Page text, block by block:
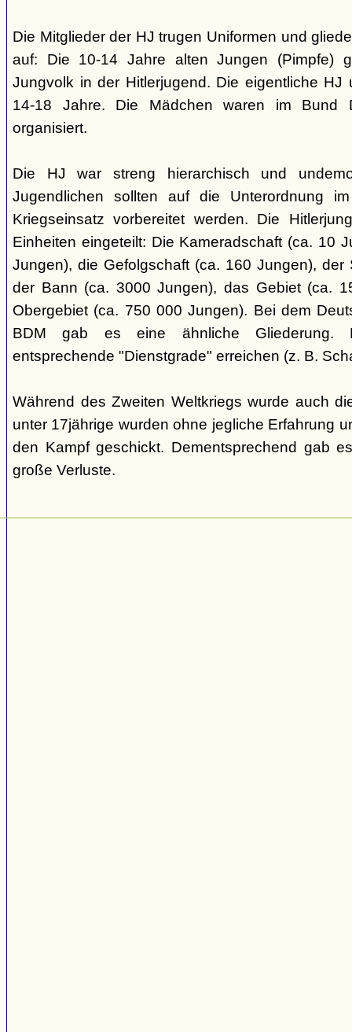
Die Mitglieder der HJ trugen Uniformen und
auf: Die 10-14 Jahre alten Jungen (Pimpfe)
Jungvolk in der Hitlerjugend. Die eigentliche HJ
14-18 Jahre. Die Mädchen waren im Bund
organisiert.
Die HJ war streng hierarchisch und
Jugendlichen sollten auf die Unterordnung
Kriegseinsatz vorbereitet werden. Die
Einheiten eingeteilt: Die Kameradschaft (ca. 10
Jungen), die Gefolgschaft (ca. 160 Jungen), der
der Bann (ca. 3000 Jungen), das Gebiet (ca.
Obergebiet (ca. 750 000 Jungen). Bei dem
BDM gab es eine ähnliche Gliederung.
entsprechende "Dienstgrade" erreichen (z. B.
Während des Zweiten Weltkriegs wurde auch
unter 17jährige wurden ohne jegliche Erfahrung
den Kampf geschickt. Dementsprechend gab
große Verluste.